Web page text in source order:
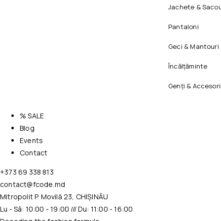
Jachete &
Pantaloni
Geci & Mantouri
Încălțăminte
Genți &
% SALE
Blog
Events
Contact
+373 69 338 813
contact@fcode.md
Mitropolit P. Movilă 23, CHIȘINĂU
Lu - Sâ: 10:00 - 19:00 /// Du: 11:00 - 16:00